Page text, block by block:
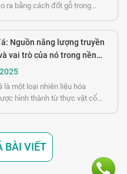
Minh Khuê - đối tác tin cậy với
ra bằng cách đốt gỗ trong
là nhiệt phân, loại bỏ hầu hết
các chất bay hơi từ gỗ, để lại
là carbon. Kết quả là một loại
lớn.
Nguồn năng lượng truyền
vai trò của nó trong nền
đại
là một loại nhiên liệu hóa
hình thành từ thực vật cổ
là "than hóa", biến đổi vật chất
than với các mức độ
khác nhau. Loài người đã khai
đá từ thời cổ đại, nhưng việc
BÀI VIẾT